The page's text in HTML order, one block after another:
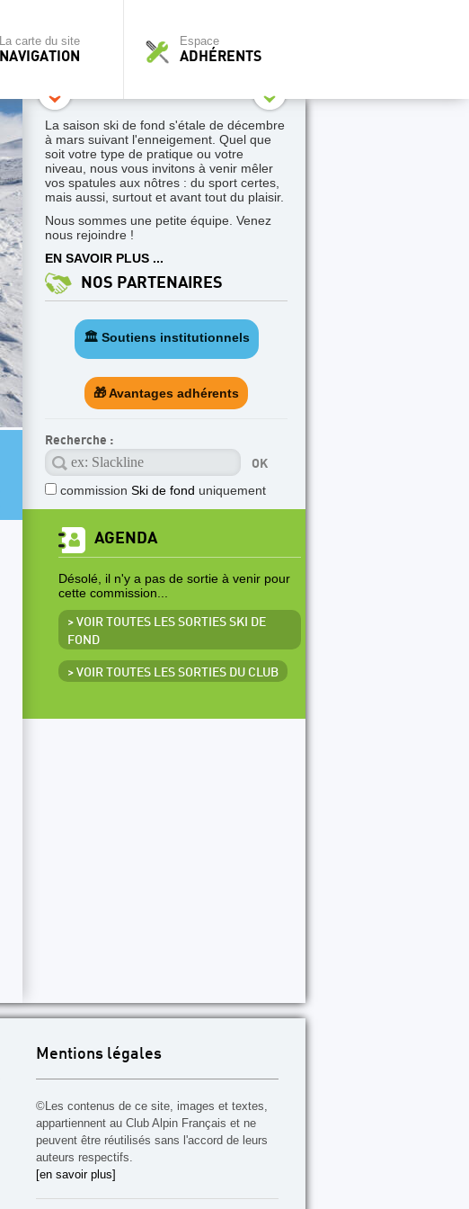
La carte du site
NAVIGATION
Espace
ADHÉRENTS
La saison ski de fond s'étale de décembre
à mars suivant l'enneigement. Quel que
soit votre type de pratique ou votre
niveau, nous vous invitons à venir mêler
vos spatules aux nôtres : du sport certes,
mais aussi, surtout et avant tout du plaisir.
Nous sommes une petite équipe. Venez
nous rejoindre !
EN SAVOIR PLUS ...
NOS PARTENAIRES
🏛️ Soutiens institutionnels
🎁 Avantages adhérents
Recherche :
commission Ski de fond uniquement
AGENDA
Désolé, il n'y a pas de sortie à venir pour
cette commission...
> VOIR TOUTES LES SORTIES SKI DE
FOND
> VOIR TOUTES LES SORTIES DU CLUB
Mentions légales
©Les contenus de ce site, images et textes,
appartiennent au Club Alpin Français et ne
peuvent être réutilisés sans l'accord de leurs
auteurs respectifs.
[en savoir plus]